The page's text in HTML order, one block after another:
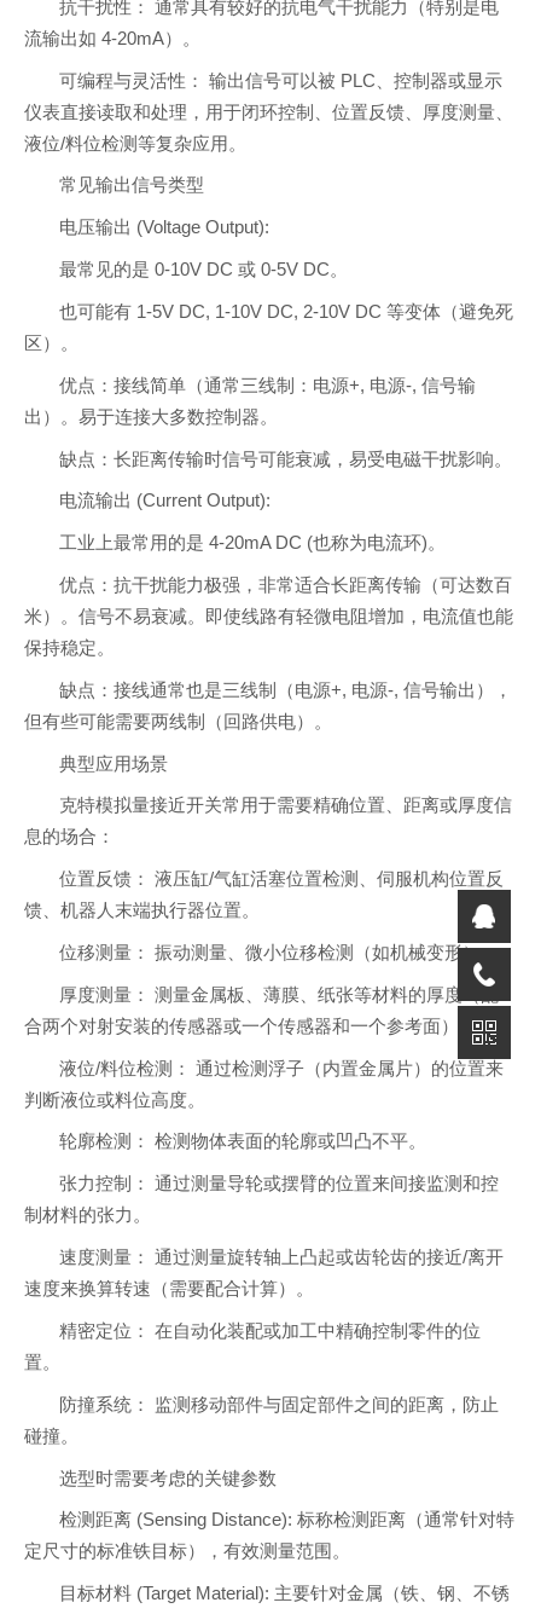
抗干扰性： 通常具有较好的抗电气干扰能力（特别是电
流输出如 4-20mA）。
可编程与灵活性： 输出信号可以被 PLC、控制器或显示
仪表直接读取和处理，用于闭环控制、位置反馈、厚度测量、
液位/料位检测等复杂应用。
常见输出信号类型
电压输出 (Voltage Output):
最常见的是 0-10V DC 或 0-5V DC。
也可能有 1-5V DC, 1-10V DC, 2-10V DC 等变体（避免死
区）。
优点：接线简单（通常三线制：电源+, 电源-, 信号输
出）。易于连接大多数控制器。
缺点：长距离传输时信号可能衰减，易受电磁干扰影响。
电流输出 (Current Output):
工业上最常用的是 4-20mA DC (也称为电流环)。
优点：抗干扰能力极强，非常适合长距离传输（可达数百
米）。信号不易衰减。即使线路有轻微电阻增加，电流值也能
保持稳定。
缺点：接线通常也是三线制（电源+, 电源-, 信号输出），
但有些可能需要两线制（回路供电）。
典型应用场景
克特模拟量接近开关常用于需要精确位置、距离或厚度信
息的场合：
位置反馈： 液压缸/气缸活塞位置检测、伺服机构位置反
馈、机器人末端执行器位置。
位移测量： 振动测量、微小位移检测（如机械变形）。
厚度测量： 测量金属板、薄膜、纸张等材料的厚度（配
合两个对射安装的传感器或一个传感器和一个参考面）。
液位/料位检测： 通过检测浮子（内置金属片）的位置来
判断液位或料位高度。
轮廓检测： 检测物体表面的轮廓或凹凸不平。
张力控制： 通过测量导轮或摆臂的位置来间接监测和控
制材料的张力。
速度测量： 通过测量旋转轴上凸起或齿轮齿的接近/离开
速度来换算转速（需要配合计算）。
精密定位： 在自动化装配或加工中精确控制零件的位
置。
防撞系统： 监测移动部件与固定部件之间的距离，防止
碰撞。
选型时需要考虑的关键参数
检测距离 (Sensing Distance): 标称检测距离（通常针对特
定尺寸的标准铁目标），有效测量范围。
目标材料 (Target Material): 主要针对金属（铁、钢、不锈